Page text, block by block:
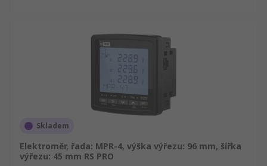
Skladem
Elektroměr, řada: MPR-4, výška výřezu: 96 mm, šířka
výřezu: 45 mm RS PRO